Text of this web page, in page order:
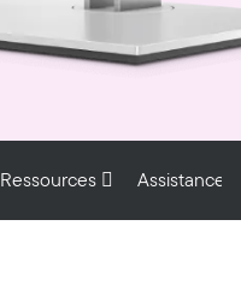
Ressources Assistance